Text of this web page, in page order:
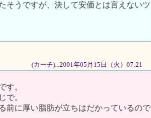
そうですが、決して安価とは言えないツ
(カーチ)...2001年05月15日（火）07:21
す。
で。
前に厚い脂肪が立ちはだかっているので